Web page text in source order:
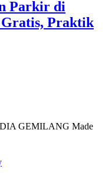
Parkir di
Gratis, Praktik
GEMILANG Made